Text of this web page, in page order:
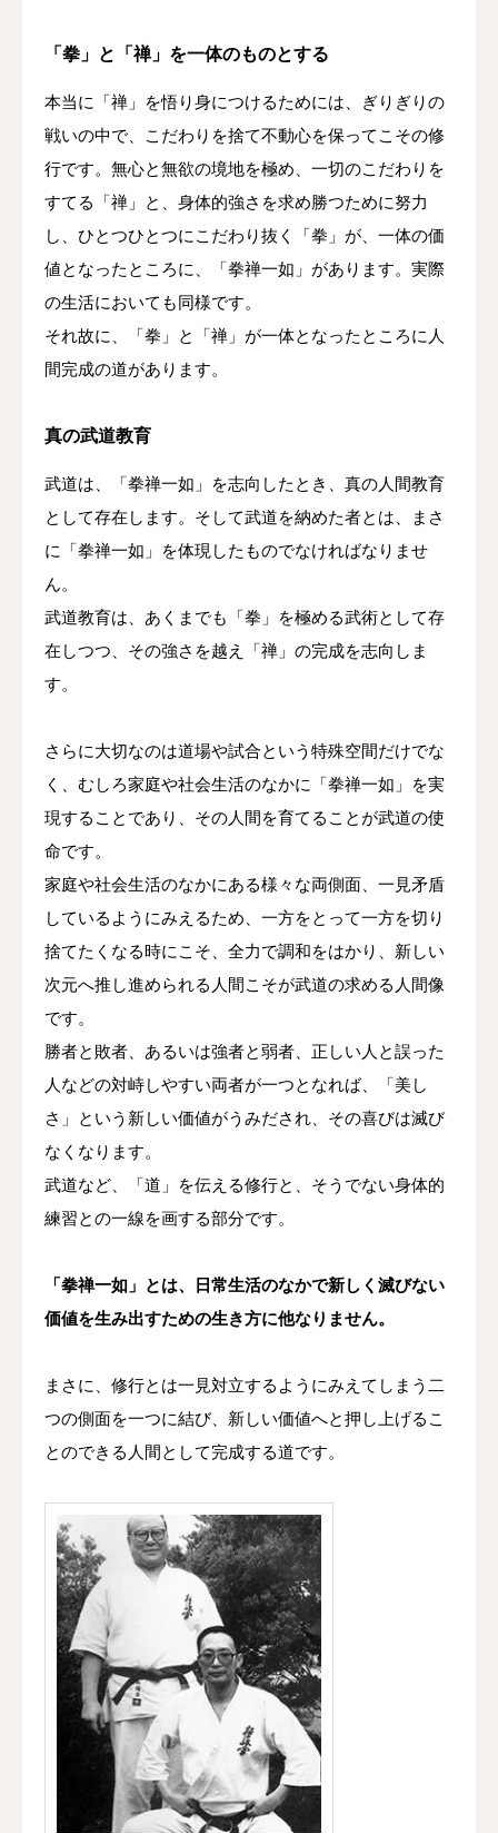
「拳」と「禅」を一体のものとする
本当に「禅」を悟り身につけるためには、ぎりぎりの
戦いの中で、こだわりを捨て不動心を保ってこその修
行です。無心と無欲の境地を極め、一切のこだわりを
すてる「禅」と、身体的強さを求め勝つために努力
し、ひとつひとつにこだわり抜く「拳」が、一体の価
値となったところに、「拳禅一如」があります。実際
の生活においても同様です。
それ故に、「拳」と「禅」が一体となったところに人
間完成の道があります。
真の武道教育
武道は、「拳禅一如」を志向したとき、真の人間教育
として存在します。そして武道を納めた者とは、まさ
に「拳禅一如」を体現したものでなければなりませ
ん。
武道教育は、あくまでも「拳」を極める武術として存
在しつつ、その強さを越え「禅」の完成を志向しま
す。
さらに大切なのは道場や試合という特殊空間だけでな
く、むしろ家庭や社会生活のなかに「拳禅一如」を実
現することであり、その人間を育てることが武道の使
命です。
家庭や社会生活のなかにある様々な両側面、一見矛盾
しているようにみえるため、一方をとって一方を切り
捨てたくなる時にこそ、全力で調和をはかり、新しい
次元へ推し進められる人間こそが武道の求める人間像
です。
勝者と敗者、あるいは強者と弱者、正しい人と誤った
人などの対峙しやすい両者が一つとなれば、「美し
さ」という新しい価値がうみだされ、その喜びは滅び
なくなります。
武道など、「道」を伝える修行と、そうでない身体的
練習との一線を画する部分です。
「拳禅一如」とは、日常生活のなかで新しく滅びない
価値を生み出すための生き方に他なりません。
まさに、修行とは一見対立するようにみえてしまう二
つの側面を一つに結び、新しい価値へと押し上げるこ
とのできる人間として完成する道です。